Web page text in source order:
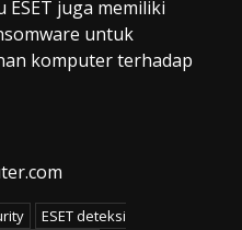
ESET juga memiliki
untuk
komputer terhadap
ESET deteksi